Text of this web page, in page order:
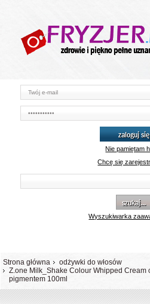
zaloguj się
Nie pamiętam
Chcę się
szukaj...
Wyszukiwarka
Strona główna
odżywki do włosów
Z.one Milk_Shake Colour Whipped Cream
pigmentem 100ml